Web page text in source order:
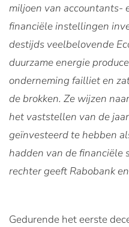
miljoen van accountants-
financiële instellingen
destijds veelbelovende
duurzame energie
onderneming failliet en
de brokken. Ze wijzen
het vaststellen van de
geïnvesteerd te hebben
hadden van de financiële
rechter geeft Rabobank
Gedurende het eerste